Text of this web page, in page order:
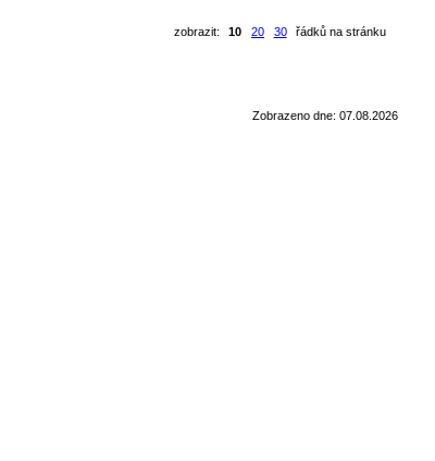
zobrazit:
10 20 30 řádků na stránku
Zobrazeno dne: 07.08.2026